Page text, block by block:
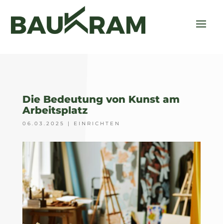
Die Bedeutung von Kunst am
Arbeitsplatz
06.03.2025 | EINRICHTEN